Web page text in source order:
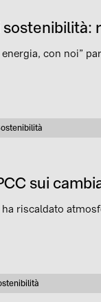
energia, con noi”
sui
ha riscaldato